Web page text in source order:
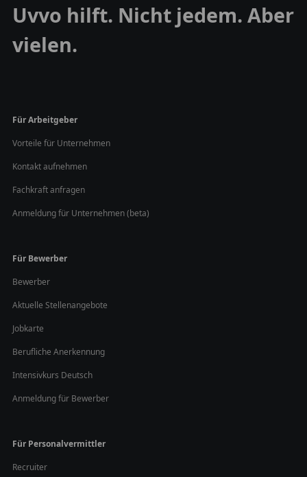
Uvvo hilft. Nicht jedem. Aber
vielen.
Für Arbeitgeber
Vorteile für Unternehmen
Kontakt aufnehmen
Fachkraft anfragen
Anmeldung für Unternehmen (beta)
Für Bewerber
Bewerber
Aktuelle Stellenangebote
Jobkarte
Berufliche Anerkennung
Intensivkurs Deutsch
Anmeldung für Bewerber
Für Personalvermittler
Recruiter